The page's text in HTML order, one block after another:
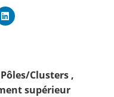
Pôles/Clusters,
supérieur